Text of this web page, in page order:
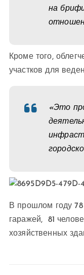
на
Кроме того,
участков для
«Это
В прошлом году 78
гаражей, 81
хозяйственных